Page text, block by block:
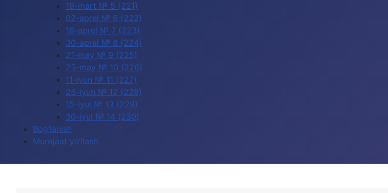
19-mart № 5 (221)
02-aprel № 6 (222)
16-aprel № 7 (223)
30-aprel № 8 (224)
21-may № 9 (225)
25-may № 10 (226)
11-iyun № 11 (227)
25-iyun № 12 (228)
15-iyul № 13 (229)
30-iyul № 14 (230)
Bog‘lanish
Murojaat yo‘llash